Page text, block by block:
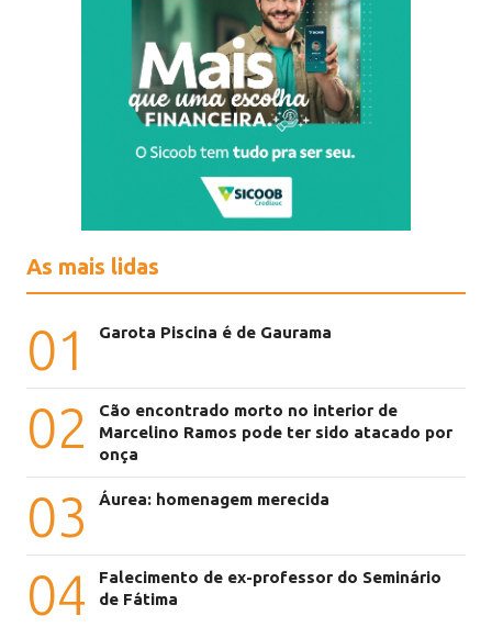
As mais lidas
01 Garota Piscina é de Gaurama
02
Cão encontrado morto no interior de
Marcelino Ramos pode ter sido atacado por
onça
03 Áurea: homenagem merecida
04
Falecimento de ex-professor do Seminário
de Fátima